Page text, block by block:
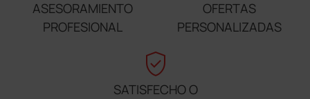
ASESORAMIENTO
PROFESIONAL
OFERTAS
PERSONALIZADAS
verified_user
SATISFECHO O